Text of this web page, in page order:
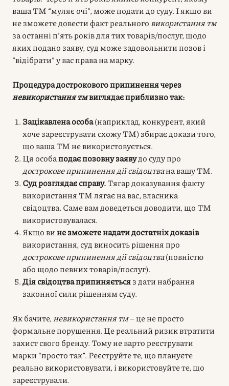
ваша ТМ “муляє очі”, може подати до суду. І якщо ви
не зможете довести факт реального використання тм
за останні п’ять років для тих товарів/послуг, щодо
яких подано заяву, суд може задовольнити позов і
“відібрати” у вас права на марку.
Процедура дострокового припинення через
невикористання тмвиглядає приблизно так:
Зацікавлена особа(наприклад, конкурент, який
хоче зареєструвати схожу ТМ) збирає докази того,
що ваша ТМ не використовується.
Ця особаподає позовну заявудо суду про
дострокове припинення дії свідоцтвана вашу ТМ.
Суд розглядає справу.Тягар доказування факту
використання ТМ лягає на вас, власника
свідоцтва. Саме вам доведеться доводити, що ТМ
використовувалася.
Якщо вине зможете надати достатніх доказів
використання, суд виносить рішення про
дострокове припинення дії свідоцтва(повністю
або щодо певних товарів/послуг).
Дія свідоцтва припиняєтьсяз дати набрання
законної сили рішенням суду.
Як бачите, невикористання тм– це не просто
формальне порушення. Це реальний ризик втратити
захист свого бренду. Тому не варто реєструвати
марки “просто так”. Реєструйте те, що плануєте
реально використовувати, і використовуйте те, що
зареєстрували.